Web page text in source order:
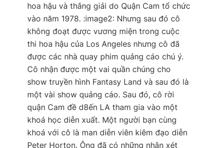
hoa hậu và thắng giải do Quận Cam tổ chức
vào năm 1978. :image2: Nhưng sau đó cô
không đoạt được vương miện trong cuộc
thi hoa hậu của Los Angeles nhưng cô đã
được các nhà quay phim quảng cáo chú ý.
Cô nhận được một vai quần chúng cho
show truyền hình Fantasy Land và sau đó là
một vài show quảng cáo. Sau đó, cô rời
quận Cam đề d8ến LA tham gia vào một
khoá học diễn xuất. Một người bạn cùng
khoá với cô là man diễn viên kiêm đạo diễn
Peter Horton. Ông đã có những nhận xét